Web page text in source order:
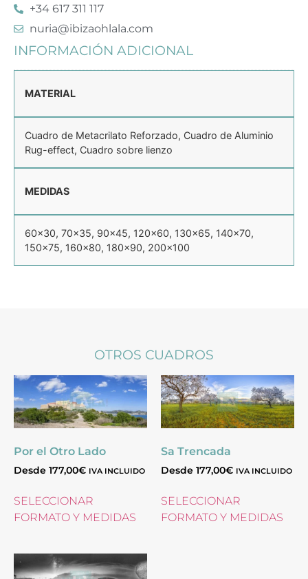
+34 617 311 117
nuria@ibizaohlala.com
INFORMACIÓN ADICIONAL
MATERIAL
Cuadro de Metacrilato Reforzado, Cuadro de Aluminio
Rug-effect, Cuadro sobre lienzo
MEDIDAS
60×30, 70×35, 90×45, 120×60, 130×65, 140×70,
150×75, 160×80, 180×90, 200×100
OTROS CUADROS
Por el Otro Lado
Desde 177,00€ IVA INCLUIDO
SELECCIONAR
FORMATO Y MEDIDAS
Sa Trencada
Desde 177,00€ IVA INCLUIDO
SELECCIONAR
FORMATO Y MEDIDAS